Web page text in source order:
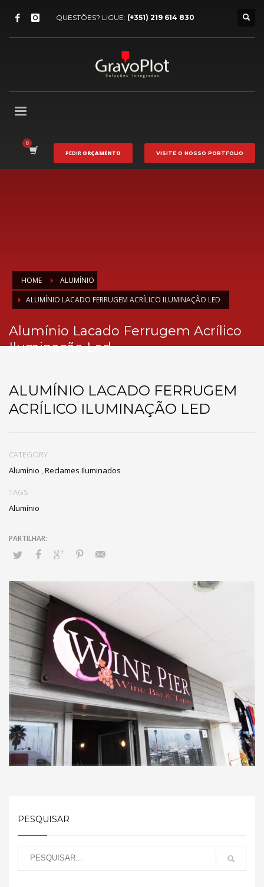
QUESTÕES? LIGUE: (+351) 219 614 830
PEDIR ORÇAMENTO VISITE O NOSSO PORTFOLIO
HOME
ALUMÍNIO
ALUMÍNIO LACADO FERRUGEM ACRÍLICO ILUMINAÇÃO LED
Alumínio Lacado Ferrugem Acrílico
Iluminação Led
ALUMÍNIO LACADO FERRUGEM
ACRÍLICO ILUMINAÇÃO LED
CATEGORY
Alumínio ,Reclames Iluminados
TAGS
Alumínio
PESQUISAR